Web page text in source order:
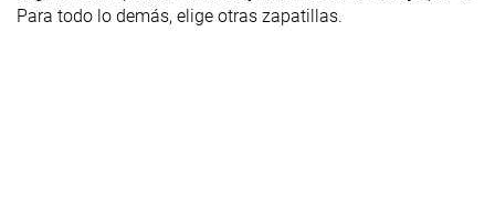
de la suela
Para todo lo demás, elige otras zapatillas.